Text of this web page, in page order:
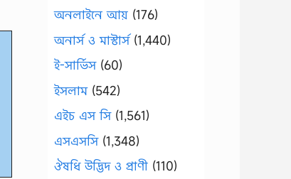
অনলাইনে আয় (176)
অনার্স ও মাস্টার্স(1,440)
ই-সার্ভিস(60)
ইসলাম(542)
এইচ এস সি(1,561)
এসএসসি(1,348)
ঔষধি উদ্ভিদ ও প্রাণী (110)